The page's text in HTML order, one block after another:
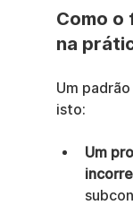
Como o
na
Um
isto:
Um